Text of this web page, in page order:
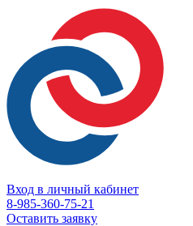
Вход в личный кабинет
8-985-360-75-21
Оставить заявку